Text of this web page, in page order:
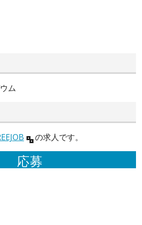
ム
の求人です。
応募